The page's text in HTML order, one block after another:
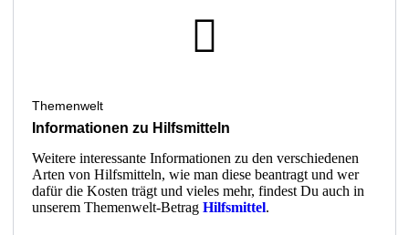
Themenwelt
Informationen zu Hilfsmitteln
Weitere interessante Informationen zu den verschiedenen
Arten von Hilfsmitteln, wie man diese beantragt und wer
dafür die Kosten trägt und vieles mehr, findest Du auch in
unserem Themenwelt-Betrag Hilfsmittel.